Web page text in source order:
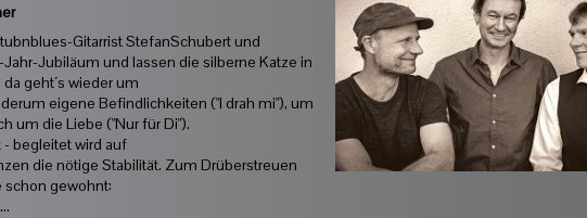
Gitarrist StefanSchubert und
Jubiläum und lassen die silberne Katze in
geht´s wieder um
eigene Befindlichkeiten ("I drah mi"), um
um die Liebe ("Nur für Di").
begleitet wird auf
die nötige Stabilität. Zum Drüberstreuen
schon gewohnt: